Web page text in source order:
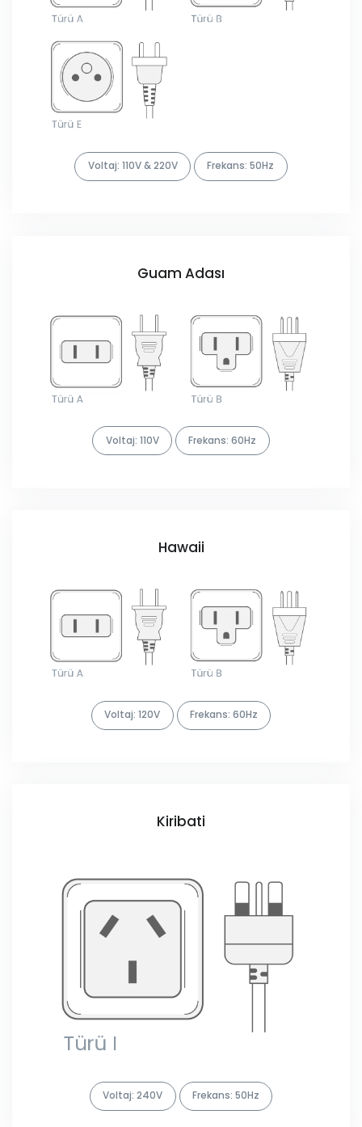
Voltaj: 110V & 220V Frekans: 50Hz
Guam Adası
Voltaj: 110V Frekans: 60Hz
Hawaii
Voltaj: 120V Frekans: 60Hz
Kiribati
Voltaj: 240V Frekans: 50Hz